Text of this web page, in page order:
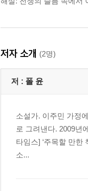
저자 소개 (2명)
저 : 폴 윤
소설가. 이주민 가정
로 그려낸다. 2009년
타임스] ‘주목할 만
소...